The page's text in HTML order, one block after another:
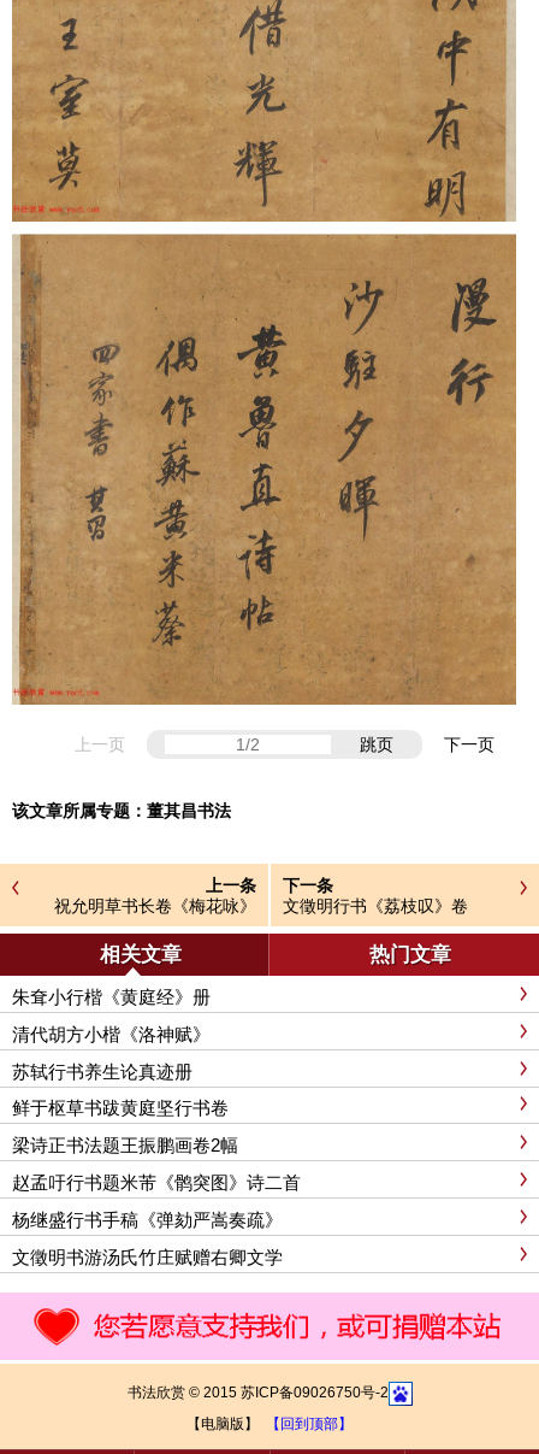
上一页 跳页 下一页
该文章所属专题： 董其昌书法
上一条
祝允明草书长卷《梅花咏》
下一条
文徵明行书《荔枝叹》卷
相关文章 热门文章
朱耷小行楷《黄庭经》册
清代胡方小楷《洛神赋》
苏轼行书养生论真迹册
鲜于枢草书跋黄庭坚行书卷
梁诗正书法题王振鹏画卷2幅
赵孟吁行书题米芾《鹘突图》诗二首
杨继盛行书手稿《弹劾严嵩奏疏》
文徵明书游汤氏竹庄赋赠右卿文学
书法欣赏 © 2015 苏ICP备09026750号-2
【电脑版】
【回到顶部】